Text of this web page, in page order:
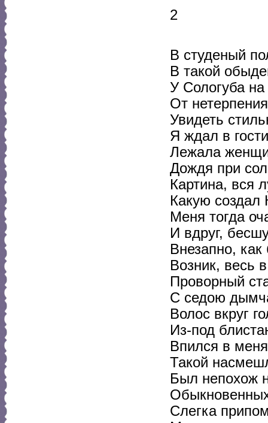
2
В студеный
В такой
У Сологуба
От
Увидеть
Я ждал в
Лежала
Дождя при
Картина, вся
Какую создал
Меня тогда
И вдруг,
Внезапно,
Возник, весь
Проворный
С седою
Волос вкруг
Из-под
Впился в
Такой
Был непохож
Слегка